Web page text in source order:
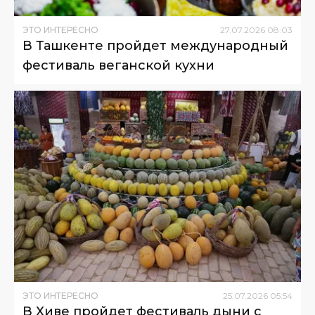
ЭТО ИНТЕРЕСНО 27 07 2026 08:03
В Ташкенте пройдет международный
фестиваль веганской кухни
ЭТО ИНТЕРЕСНО 25 07 2026 05:54
В Хиве пройдет фестиваль дыни с